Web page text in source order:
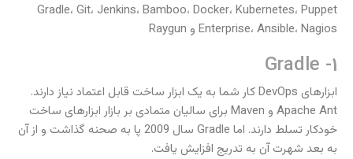
Gradle، Git، Jenkins، Bamboo، Docker، Kubernetes، Puppet
Enterprise، Ansible، Nagios و Raygun
1- Gradle
ابزارهای DevOps کار شما به یک ابزار ساخت قابل اعتماد نیاز دارند.
Apache Ant و Maven برای سالیان متمادی بر بازار ابزارهای ساخت
خودکار تسلط دارند. اما Gradle سال 2009 پا به صحنه گذاشت و از آن
به بعد شهرت آن به تدریج افزایش یافت.